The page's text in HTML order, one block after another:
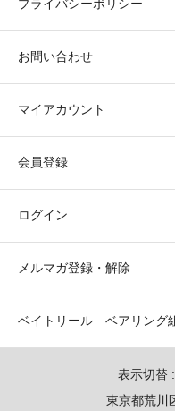
プライバシーポリシー
お問い合わせ
マイアカウント
会員登録
ログイン
メルマガ登録・解除
ベイトリール ベアリング
表示切替 :
東京都荒川